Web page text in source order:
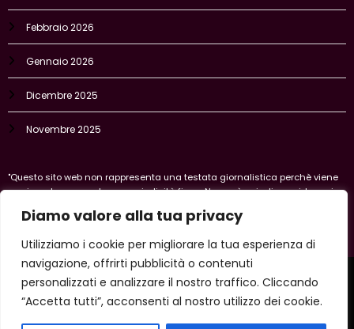
Diamo valore alla tua privacy
Utilizziamo i cookie per migliorare la tua esperienza di
navigazione, offrirti pubblicità o contenuti
personalizzati e analizzare il nostro traffico. Cliccando
“Accetta tutti”, acconsenti al nostro utilizzo dei cookie.
Febbraio 2026
Gennaio 2026
Dicembre 2025
Novembre 2025
"Questo sito web non rappresenta una testata giornalistica perchè viene
aggiornato senza alcuna periodicità fissa. Non può quindi considerarsi
Home Privacy Policy Legal policy
Cookie-policy
Vercelli
Copyright 2026 IlVercellese | Powered By